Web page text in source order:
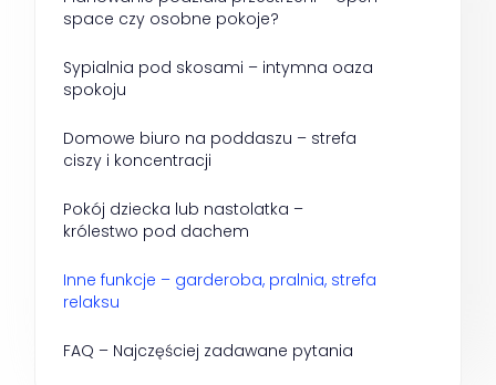
space czy osobne pokoje?
Sypialnia pod skosami – intymna oaza
spokoju
Domowe biuro na poddaszu – strefa
ciszy i koncentracji
Pokój dziecka lub nastolatka –
królestwo pod dachem
Inne funkcje – garderoba, pralnia, strefa
relaksu
FAQ – Najczęściej zadawane pytania